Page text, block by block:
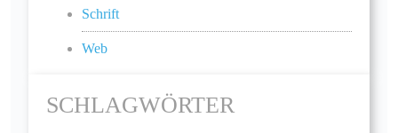
Schrift
Web
SCHLAGWÖRTER